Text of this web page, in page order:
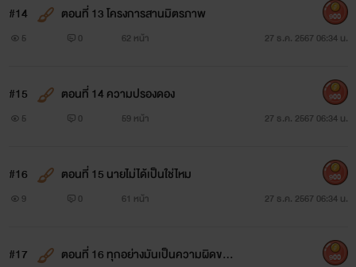
#14 ตอนที่ 13 โครงการสานมิตรภาพ
5 0 62 หน้า 27 ธ.ค. 2567 06:34 น.
900
#15 ตอนที่ 14 ความปรองดอง
5 0 59 หน้า 27 ธ.ค. 2567 06:34 น.
900
#16 ตอนที่ 15 นายไม่ได้เป็นใช่ไหม
9 0 61 หน้า 27 ธ.ค. 2567 06:34 น.
900
#17
ตอนที่ 16 ทุกอย่างมันเป็นความผิดของ
900